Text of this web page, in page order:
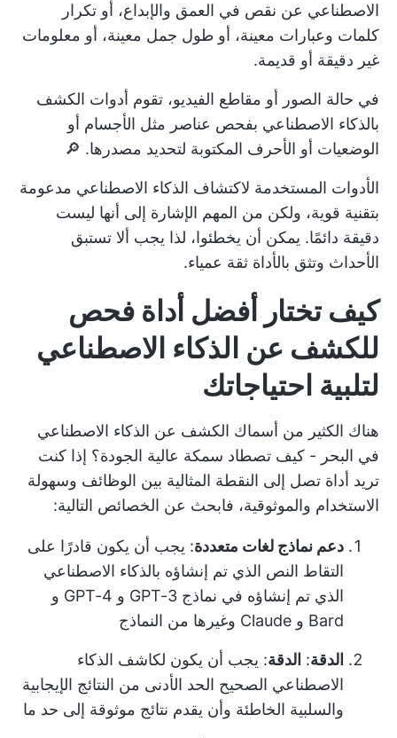
الاصطناعي عن نقص في العمق والإبداع، أو تكرار
كلمات وعبارات معينة، أو طول جمل معينة، أو معلومات
غير دقيقة أو قديمة.
في حالة الصور أو مقاطع الفيديو، تقوم أدوات الكشف
بالذكاء الاصطناعي بفحص عناصر مثل الأجسام أو
الوضعيات أو الأحرف المكتوبة لتحديد مصدرها. 🔎
الأدوات المستخدمة لاكتشاف الذكاء الاصطناعي مدعومة
بتقنية قوية، ولكن من المهم الإشارة إلى أنها ليست
دقيقة دائمًا. يمكن أن يخطئوا، لذا يجب ألا تستبق
الأحداث وتثق بالأداة ثقة عمياء.
كيف تختار أفضل أداة فحص
للكشف عن الذكاء الاصطناعي
لتلبية احتياجاتك
هناك الكثير من أسماك الكشف عن الذكاء الاصطناعي
في البحر - كيف تصطاد سمكة عالية الجودة؟ إذا كنت
تريد أداة تصل إلى النقطة المثالية بين الوظائف وسهولة
الاستخدام والموثوقية، فابحث عن الخصائص التالية:
دعم نماذج لغات متعددة: يجب أن يكون قادرًا على
التقاط النص الذي تم إنشاؤه بالذكاء الاصطناعي
الذي تم إنشاؤه في نماذج GPT-3 و GPT-4 و
Bard و Claude وغيرها من النماذج
الدقة: الدقة: يجب أن يكون لكاشف الذكاء
الاصطناعي الصحيح الحد الأدنى من النتائج الإيجابية
والسلبية الخاطئة وأن يقدم نتائج موثوقة إلى حد ما